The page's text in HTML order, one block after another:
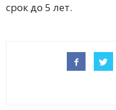
срок до 5 лет.